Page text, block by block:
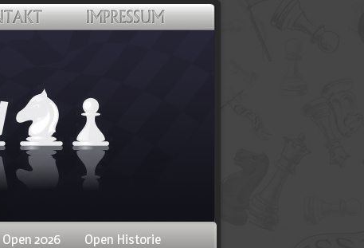
Open 2026 Open Historie